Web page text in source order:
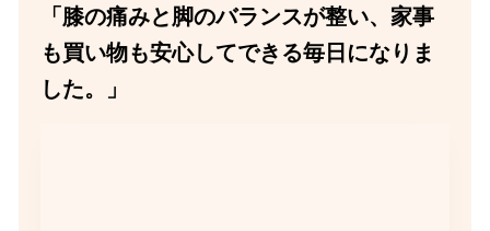
「膝の痛みと脚のバランスが整い、家事
も買い物も安心してできる毎日になりま
した。」